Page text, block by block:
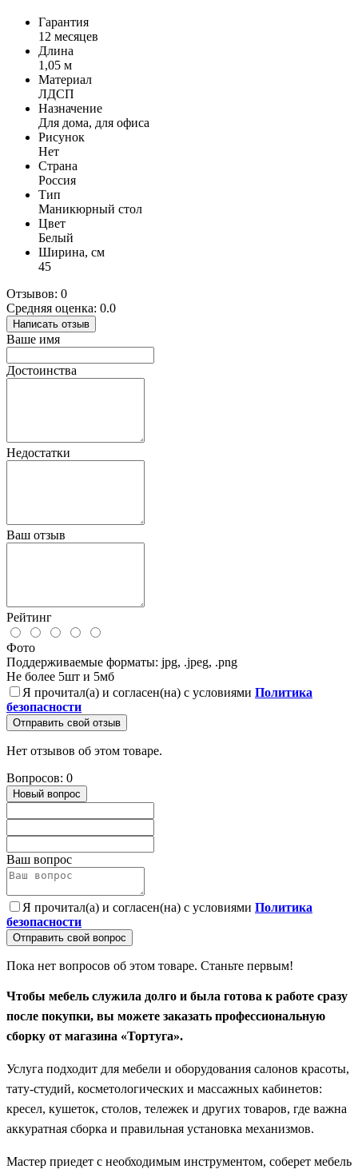
Гарантия
12 месяцев
Длина
1,05 м
Материал
ЛДСП
Назначение
Для дома, для офиса
Рисунок
Нет
Страна
Россия
Тип
Маникюрный стол
Цвет
Белый
Ширина, см
45
Отзывов: 0
Средняя оценка: 0.0
Написать отзыв
Ваше имя
Достоинства
Недостатки
Ваш отзыв
Рейтинг
Фото
Поддерживаемые форматы: jpg, .jpeg, .png
Не более 5шт и 5мб
Я прочитал(а) и согласен(на) с условиями Политика
безопасности
Отправить свой отзыв
Нет отзывов об этом товаре.
Вопросов: 0
Новый вопрос
Ваш вопрос
Я прочитал(а) и согласен(на) с условиями Политика
безопасности
Отправить свой вопрос
Пока нет вопросов об этом товаре. Станьте первым!
Чтобы мебель служила долго и была готова к работе сразу
после покупки, вы можете заказать профессиональную
сборку от магазина «Тортуга».
Услуга подходит для мебели и оборудования салонов красоты,
тату-студий, косметологических и массажных кабинетов:
кресел, кушеток, столов, тележек и других товаров, где важна
аккуратная сборка и правильная установка механизмов.
Мастер приедет с необходимым инструментом, соберет мебель